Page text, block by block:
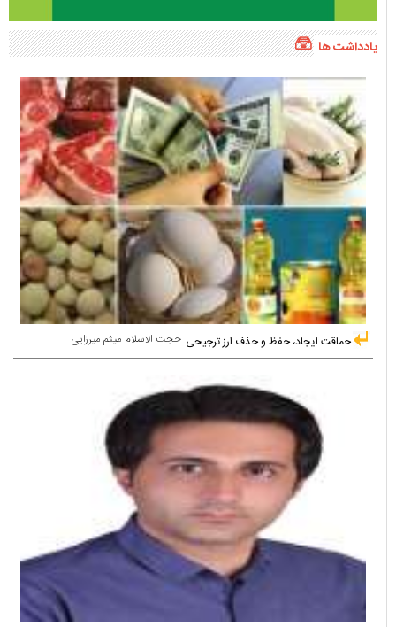
یادداشت ها
حجت الاسلام میثم میرزایی حماقت ایجاد، حفظ و حذف ارز ترجیحی